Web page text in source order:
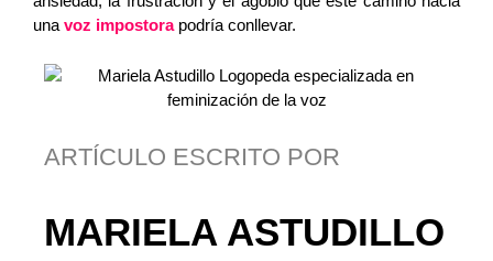
una voz impostorapodría conllevar.
ARTÍCULO ESCRITO POR
MARIELA ASTUDILLO